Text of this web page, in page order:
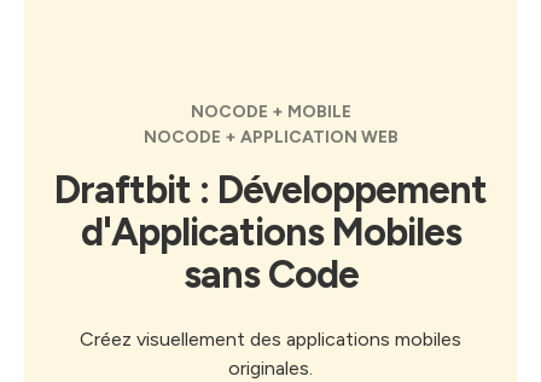
NOCODE + MOBILE
NOCODE + APPLICATION WEB
Draftbit : Développement
d'Applications Mobiles
sans Code
Créez visuellement des applications mobiles
originales.